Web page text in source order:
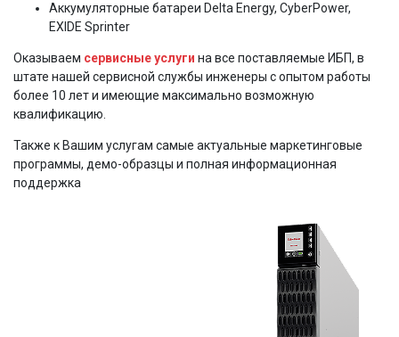
Аккумуляторные батареи Delta Energy, CyberPower,
EXIDE Sprinter
Оказываем сервисные услуги на все поставляемые ИБП, в
штате нашей сервисной службы инженеры с опытом работы
более 10 лет и имеющие максимально возможную
квалификацию.
Также к Вашим услугам самые актуальные маркетинговые
программы, демо-образцы и полная информационная
поддержка